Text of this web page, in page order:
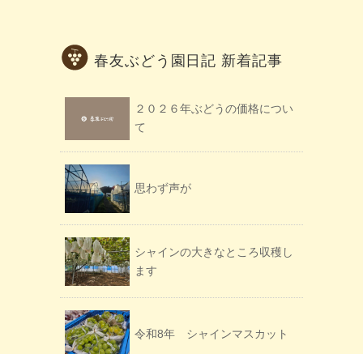
春友ぶどう園日記 新着記事
２０２６年ぶどうの価格につい
て
思わず声が
シャインの大きなところ収穫し
ます
令和8年 シャインマスカット